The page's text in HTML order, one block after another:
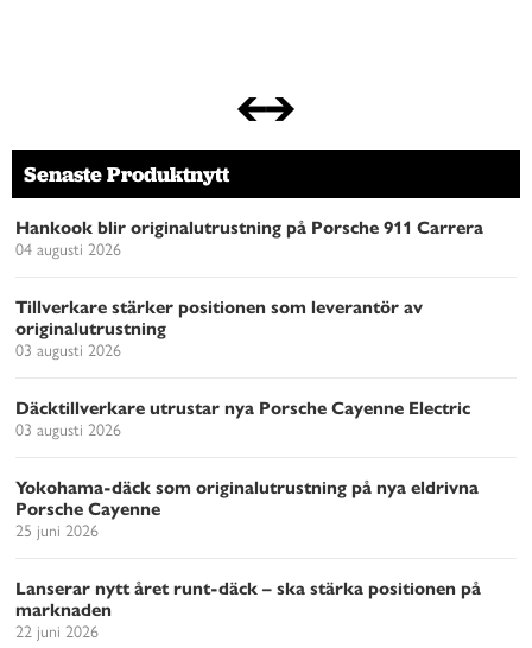
Senaste Produktnytt
Hankook blir originalutrustning på Porsche 911 Carrera
04 augusti 2026
Tillverkare stärker positionen som leverantör av
originalutrustning
03 augusti 2026
Däcktillverkare utrustar nya Porsche Cayenne Electric
03 augusti 2026
Yokohama-däck som originalutrustning på nya eldrivna
Porsche Cayenne
25 juni 2026
Lanserar nytt året runt-däck – ska stärka positionen på
marknaden
22 juni 2026